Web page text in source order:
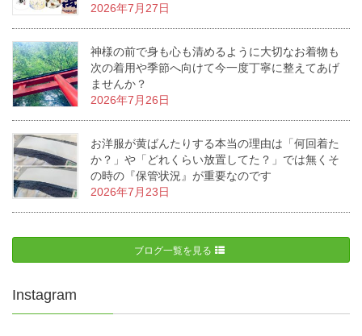
2026年7月27日
神様の前で身も心も清めるように大切なお着物も
次の着用や季節へ向けて今一度丁寧に整えてあげ
ませんか？
2026年7月26日
お洋服が黄ばんたりする本当の理由は「何回着た
か？」や「どれくらい放置してた？」では無くそ
の時の『保管状況』が重要なのです
2026年7月23日
ブログ一覧を見る
Instagram